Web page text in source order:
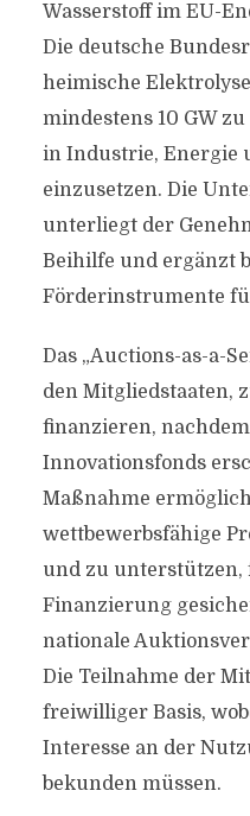
Wasserstoff im EU-
Die deutsche
heimische
mindestens 10 GW
in Industrie, Energie
einzusetzen. Die
unterliegt der
Beihilfe und ergänzt
Förderinstrumente
Das „Auctions-as-a-
den Mitgliedstaaten,
finanzieren,
Innovationsfonds
Maßnahme
wettbewerbsfähige
und zu unterstützen,
Finanzierung
nationale
Die Teilnahme der
freiwilliger Basis,
Interesse an der
bekunden müssen.